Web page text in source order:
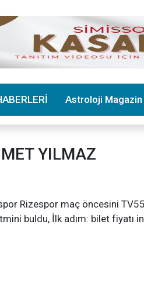
Astroloji Magazin
YILMAZ
Rizespor maç öncesini
buldu, İlk adım: bilet fiyatı